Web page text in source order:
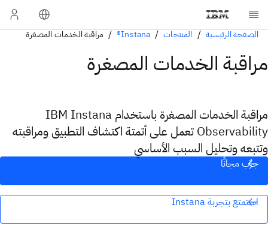
الصفحة الرئيسية المنتجات Instana® مراقبة الخدمات المصغرة
مراقبة الخدمات المصغرة
مراقبة الخدمات المصغرة باستخدام IBM Instana
Observability تعمل على أتمتة اكتشاف التطبيق ومراقبته
وتتبعه وتحليل السبب الأساسي
جرِّب مجانًا
استمتع بتجربة Instana